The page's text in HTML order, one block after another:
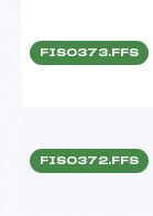
FIS0373.FFS
FIS0372.FFS